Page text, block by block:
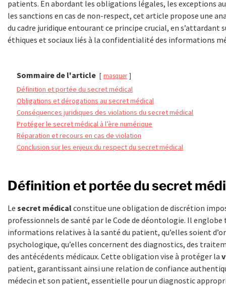
patients. En abordant les obligations légales, les exceptions
les sanctions en cas de non-respect, cet article propose une
du cadre juridique entourant ce principe crucial, en s’attardant
éthiques et sociaux liés à la confidentialité des informations
Sommaire de l'article masquer
Définition et portée du secret médical
Obligations et dérogations au secret médical
Conséquences juridiques des violations du secret médical
Protéger le secret médical à l’ère numérique
Réparation et recours en cas de violation
Conclusion sur les enjeux du respect du secret médical
Définition et portée du secret
Le secret médicalconstitue une obligation de discrétion
professionnels de santé par le Code de déontologie. Il englobe
informations relatives à la santé du patient, qu’elles soient
psychologique, qu’elles concernent des diagnostics, des
des antécédents médicaux. Cette obligation vise à protéger la
patient, garantissant ainsi une relation de confiance
médecin et son patient, essentielle pour un diagnostic